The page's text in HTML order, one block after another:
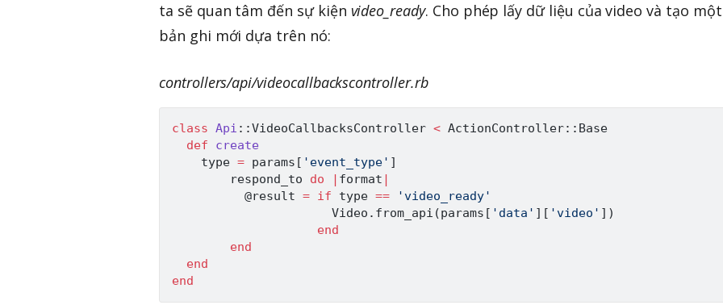
ta sẽ quan tâm đến sự kiện video_ready. Cho phép lấy dữ liệu của video và tạo một
bản ghi mới dựa trên nó:
controllers/api/videocallbackscontroller.rb
class Api : :VideoCallbacksController < ActionController: : Base
def
create
    type
= params [ 'event_type' ]
        respond_to
do | format |
@result = if type ==
'video_ready'
Video . from_api (params [ 'data' ] [ 'video' ] )
end
end
end
end